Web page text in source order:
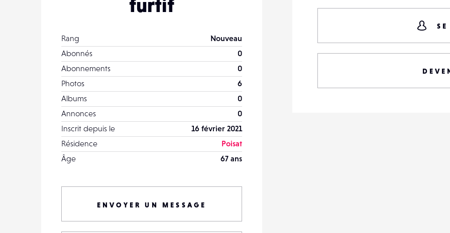
furtif
Rang
Nouveau
Abonnés
0
Abonnements
0
Photos
6
Albums
0
Annonces
0
Inscrit depuis le
16 février 2021
Résidence
Poisat
Âge
67 ans
ENVOYER UN MESSAGE